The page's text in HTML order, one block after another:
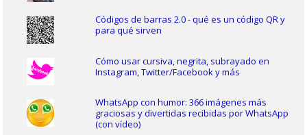
Códigos de barras 2.0 - qué es un código QR y
para qué sirven
Cómo usar cursiva, negrita, subrayado en
Instagram, Twitter/Facebook y más
WhatsApp con humor: 366 imágenes más
graciosas y divertidas recibidas por WhatsApp
(con vídeo)